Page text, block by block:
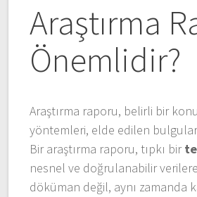
Araştırma
Önemlidir?
Araştırma raporu, belirli bir
yöntemleri, elde edilen
Bir araştırma raporu, tıpkı bir
nesnel ve doğrulanabilir
döküman değil, aynı zamanda